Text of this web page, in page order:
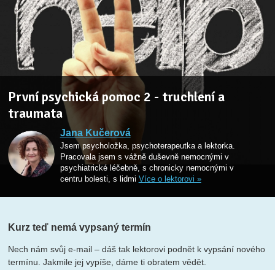
První psychická pomoc 2 - truchlení a
traumata
Jana Kučerová
Jsem psycholožka, psychoterapeutka a lektorka.
Pracovala jsem s vážně duševně nemocnými v
psychiatrické léčebně, s chronicky nemocnými v
centru bolesti, s lidmi Více o lektorovi »
Kurz teď nemá vypsaný termín
Nech nám svůj e-mail – dáš tak lektorovi podnět k vypsání nového
termínu. Jakmile jej vypíše, dáme ti obratem vědět.